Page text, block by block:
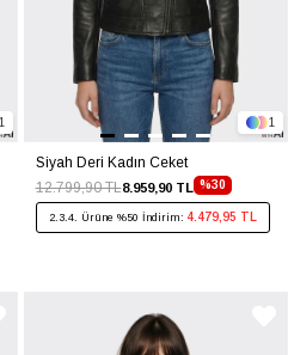
1
Siyah Deri Kadın Ceket
%30
8.959,90 TL
12.799,90 TL
2.3.4. Ürüne %50 İndirim: 4.479,95 TL
1